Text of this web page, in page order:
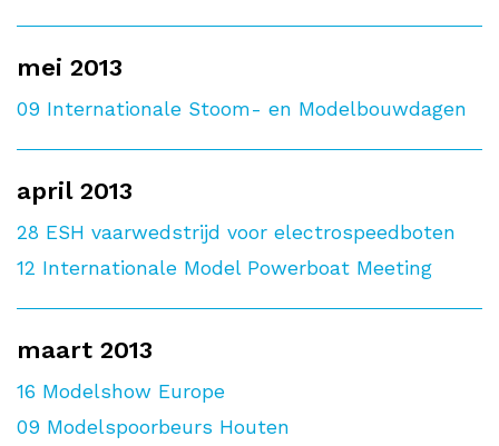
mei 2013
09 Internationale Stoom- en Modelbouwdagen
april 2013
28 ESH vaarwedstrijd voor electrospeedboten
12 Internationale Model Powerboat Meeting
maart 2013
16 Modelshow Europe
09 Modelspoorbeurs Houten